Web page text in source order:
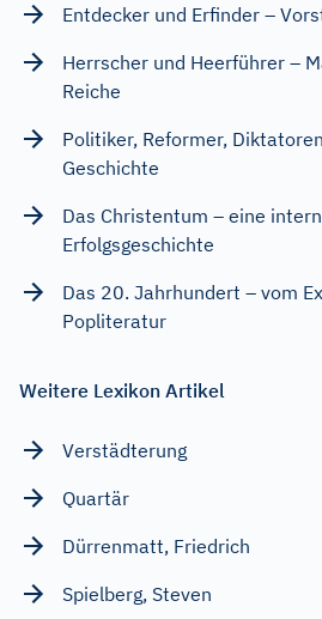
Entdecker und Erfinder –
Herrscher und Heerführer –
Reiche
Politiker, Reformer,
Geschichte
Das Christentum – eine
Erfolgsgeschichte
Das 20. Jahrhundert – vom
Popliteratur
Weitere Lexikon Artikel
Verstädterung
Quartär
Dürrenmatt, Friedrich
Spielberg, Steven